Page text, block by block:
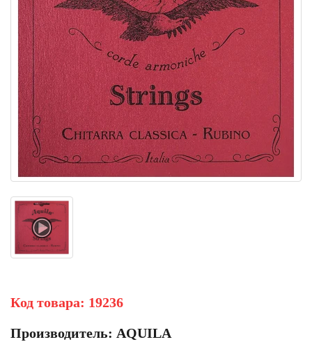
Код товара: 19236
Производитель: AQUILA